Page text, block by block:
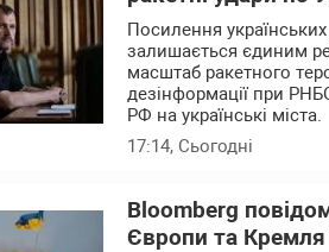
Посилення українських
залишається єдиним
масштаб ракетного
дезінформації при
РФ на українські міста.
17:14, Сьогодні
Bloomberg
Європи та Кремля